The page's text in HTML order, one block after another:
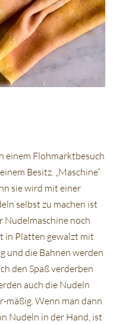
einem Flohmarktbesuch
Besitz. „Maschine“
sie wird mit einer
selbst zu machen ist
noch
in Platten gewalzt mit
und die Bahnen werden
den Spaß verderben
auch die Nudeln
mäßig. Wenn man dann
Nudeln in der Hand, ist